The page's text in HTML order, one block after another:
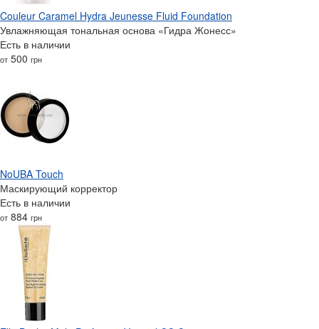
Couleur Caramel Hydra Jeunesse Fluid Foundation
Увлажняющая тональная основа «Гидра Жонесс»
Есть в наличии
от 500 грн
NoUBA Touch
Маскирующий корректор
Есть в наличии
от 884 грн